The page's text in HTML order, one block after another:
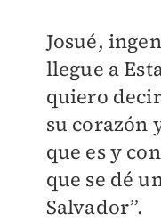
Josué,
llegue a
quiero
su corazón
que es y
que se dé
Salvador”.